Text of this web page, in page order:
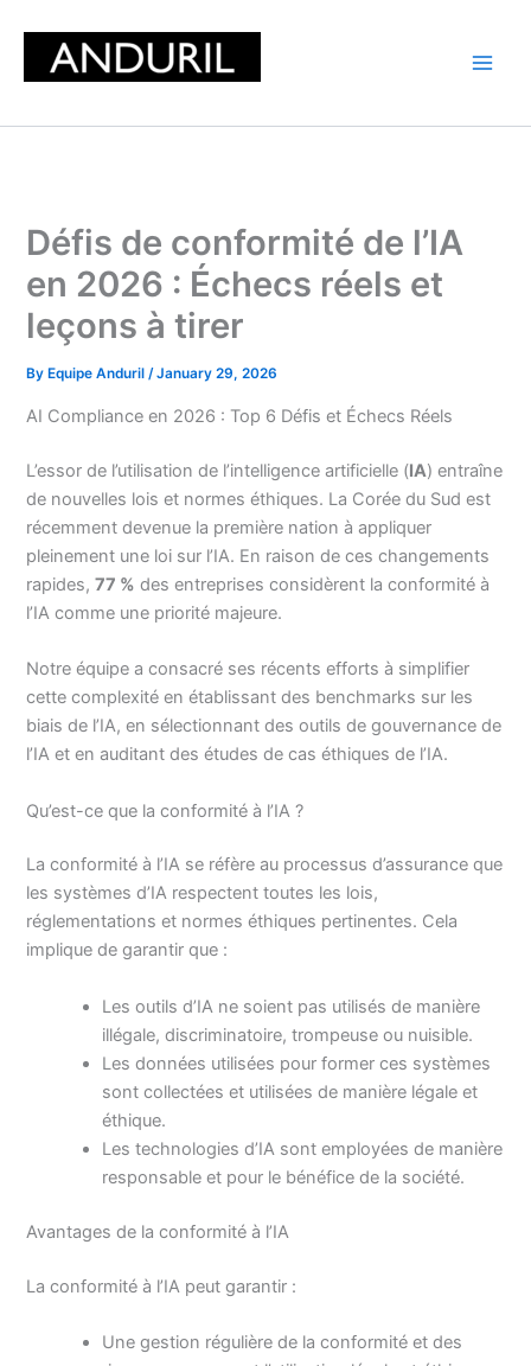
content
Défis de conformité de l’IA
en 2026 : Échecs réels et
leçons à tirer
By Equipe Anduril/January 29, 2026
AI Compliance en 2026 : Top 6 Défis et Échecs Réels
L’essor de l’utilisation de l’intelligence artificielle (IA) entraîne
de nouvelles lois et normes éthiques. La Corée du Sud est
récemment devenue la première nation à appliquer
pleinement une loi sur l’IA. En raison de ces changements
rapides,77 % des entreprises considèrent la conformité à
l’IA comme une priorité majeure.
Notre équipe a consacré ses récents efforts à simplifier
cette complexité en établissant des benchmarks sur les
biais de l’IA, en sélectionnant des outils de gouvernance de
l’IA et en auditant des études de cas éthiques de l’IA.
Qu’est-ce que la conformité à l’IA ?
La conformité à l’IA se réfère au processus d’assurance que
les systèmes d’IA respectent toutes les lois,
réglementations et normes éthiques pertinentes. Cela
implique de garantir que :
Les outils d’IA ne soient pas utilisés de manière
illégale, discriminatoire, trompeuse ou nuisible.
Les données utilisées pour former ces systèmes
sont collectées et utilisées de manière légale et
éthique.
Les technologies d’IA sont employées de manière
responsable et pour le bénéfice de la société.
Avantages de la conformité à l’IA
La conformité à l’IA peut garantir :
Une gestion régulière de la conformité et des